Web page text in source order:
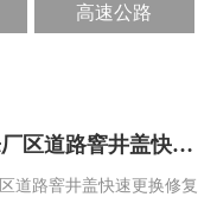
高速公路
可口可乐厂区道路窨井盖快速更换修复
道路窨井盖快速更换修复